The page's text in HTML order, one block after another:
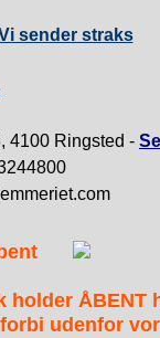
sender straks
4100 Ringsted -
ÅBENT
udenfor